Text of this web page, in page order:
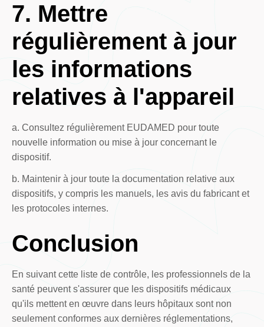
7. Mettre
régulièrement à jour
les informations
relatives à l'appareil
a. Consultez régulièrement EUDAMED pour toute
nouvelle information ou mise à jour concernant le
dispositif.
b. Maintenir à jour toute la documentation relative aux
dispositifs, y compris les manuels, les avis du fabricant et
les protocoles internes.
Conclusion
En suivant cette liste de contrôle, les professionnels de la
santé peuvent s'assurer que les dispositifs médicaux
qu'ils mettent en œuvre dans leurs hôpitaux sont non
seulement conformes aux dernières réglementations,